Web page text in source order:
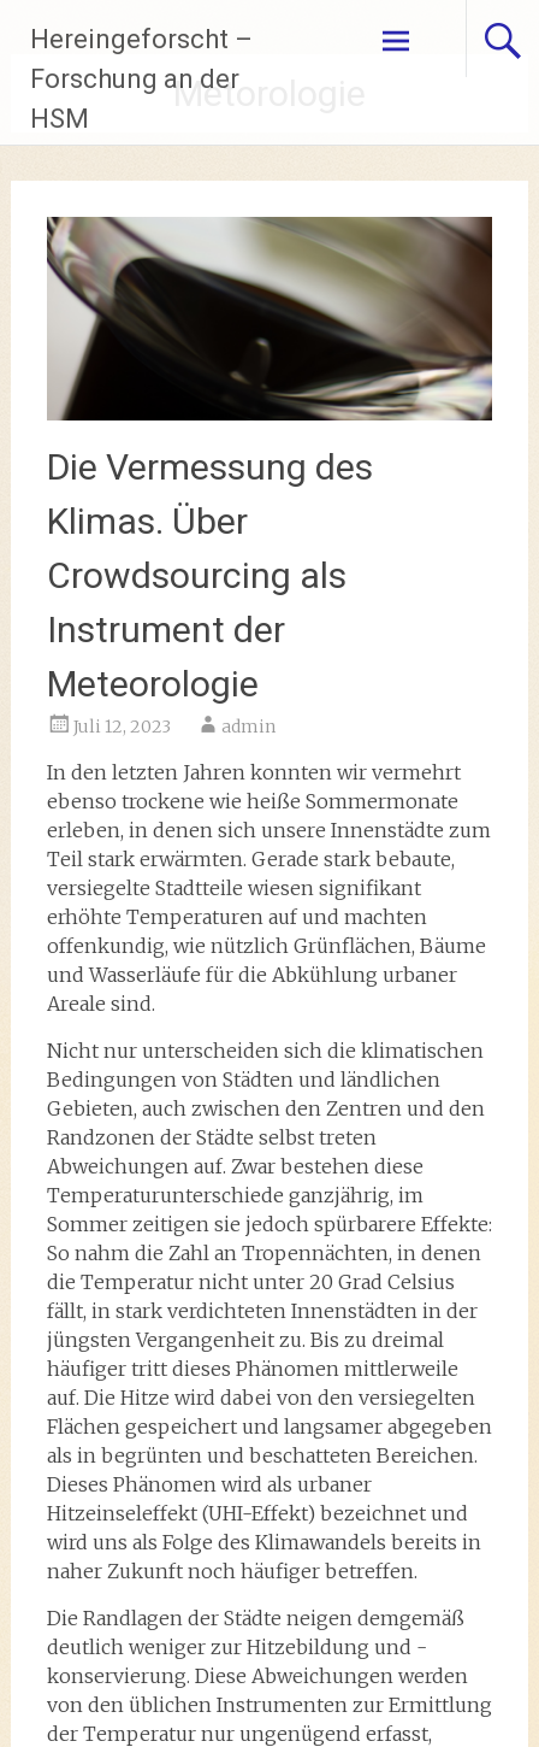
Inhalt
springen
Hereingeforscht –
Forschung an der
HSM
Metorologie
Die Vermessung des
Klimas. Über
Crowdsourcing als
Instrument der
Meteorologie
Juli 12, 2023 admin
In den letzten Jahren konnten wir vermehrt
ebenso trockene wie heiße Sommermonate
erleben, in denen sich unsere Innenstädte zum
Teil stark erwärmten. Gerade stark bebaute,
versiegelte Stadtteile wiesen signifikant
erhöhte Temperaturen auf und machten
offenkundig, wie nützlich Grünflächen, Bäume
und Wasserläufe für die Abkühlung urbaner
Areale sind.
Nicht nur unterscheiden sich die klimatischen
Bedingungen von Städten und ländlichen
Gebieten, auch zwischen den Zentren und den
Randzonen der Städte selbst treten
Abweichungen auf. Zwar bestehen diese
Temperaturunterschiede ganzjährig, im
Sommer zeitigen sie jedoch spürbarere Effekte:
So nahm die Zahl an Tropennächten, in denen
die Temperatur nicht unter 20 Grad Celsius
fällt, in stark verdichteten Innenstädten in der
jüngsten Vergangenheit zu. Bis zu dreimal
häufiger tritt dieses Phänomen mittlerweile
auf. Die Hitze wird dabei von den versiegelten
Flächen gespeichert und langsamer abgegeben
als in begrünten und beschatteten Bereichen.
Dieses Phänomen wird als urbaner
Hitzeinseleffekt (UHI-Effekt) bezeichnet und
wird uns als Folge des Klimawandels bereits in
naher Zukunft noch häufiger betreffen.
Die Randlagen der Städte neigen demgemäß
deutlich weniger zur Hitzebildung und -
konservierung. Diese Abweichungen werden
von den üblichen Instrumenten zur Ermittlung
der Temperatur nur ungenügend erfasst,